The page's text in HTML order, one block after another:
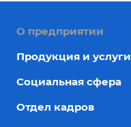
О предприятии
Продукция и услуги
Социальная сфера
Отдел кадров